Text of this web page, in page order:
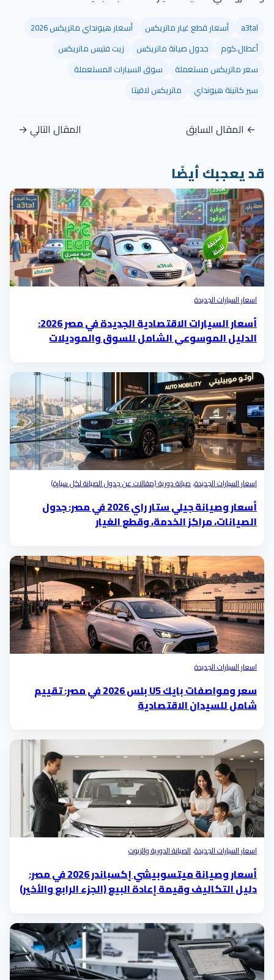
a3tal أسعار قطع غيار ماتريكس
أسعار هيونداي ماتريكس 2026
أعطال.كوم
جدول صيانة ماتريكس
زيت فتيس ماتريكس
سعر ماتريكس مستعملة
سوق السيارات المستعملة
سير كاتينة هيونداي
ماتريكس لافيتا
← المقال السابق المقال التالي →
قد يعجبك أيضًا
اسعار السيارات الجديدة
أسعار السيارات الاقتصادية الجديدة في مصر 2026:
الدليل الموسوعي الشامل للسوق والموديلات
اسعار السيارات الجديدة،صيانة دورية (مقالات عن جدول الصيانة لكل سيارة)
أسعار وصيانة جيلي ستار راي 2026 في مصر: جدول
الصيانات، مراكز الخدمة، وقطع الغيار
اسعار السيارات الجديدة
سعر ومواصفات بايك U5 بلس 2026 في مصر: تقييم
شامل للسيدان الاقتصادية
اسعار السيارات الجديدة،الصيانة الدورية والزيوت
أسعار وصيانة ميتسوبيشي إكسباندر 2026 في مصر:
دليل التكاليف وقيمة إعادة البيع (الجزء الرابع والأخير)